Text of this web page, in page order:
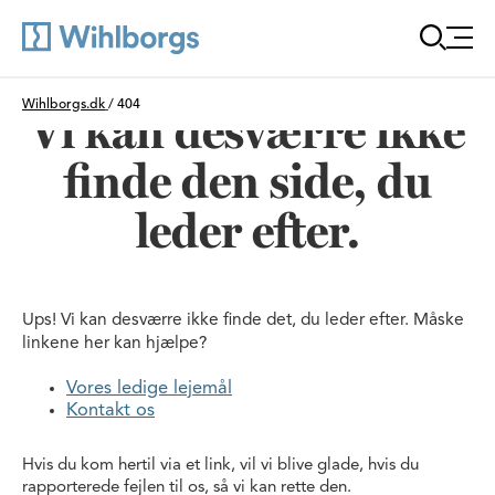
Du är här:
Wihlborgs.dk / 404
Vi kan desværre ikke
finde den side, du
leder efter.
Ups! Vi kan desværre ikke finde det, du leder efter. Måske
linkene her kan hjælpe?
Vores ledige lejemål
Kontakt os
Hvis du kom hertil via et link, vil vi blive glade, hvis du
rapporterede fejlen til os, så vi kan rette den.